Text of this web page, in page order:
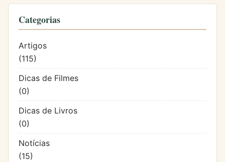
Categorias
Artigos
(115)
Dicas de Filmes
(0)
Dicas de Livros
(0)
Notícias
(15)